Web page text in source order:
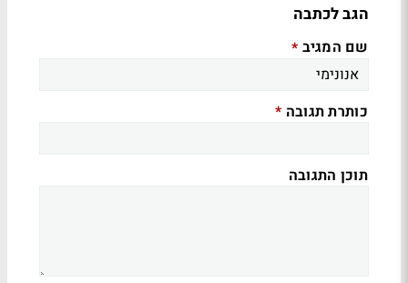
הגב לכתבה
שם המגיב *
כותרת תגובה *
תוכן התגובה